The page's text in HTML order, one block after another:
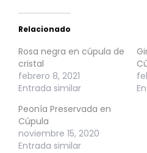
Relacionado
Rosa negra en cúpula de
cristal
febrero 8, 2021
Entrada similar
Peonía Preservada en
Cúpula
noviembre 15, 2020
Entrada similar